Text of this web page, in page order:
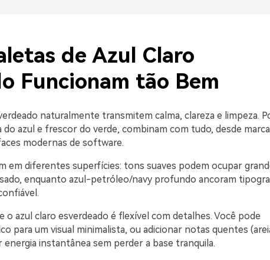
de Azul Claro
Funcionam tão Bem
naturalmente transmitem calma, clareza e limpeza.
azul e frescor do verde, combinam com tudo, desde
modernas de software.
em diferentes superfícies: tons suaves podem ocupar
enquanto azul-petróleo/navy profundo ancoram
o azul claro esverdeado é flexível com detalhes. Você pode
para um visual minimalista, ou adicionar notas quentes
instantânea sem perder a base tranquila.